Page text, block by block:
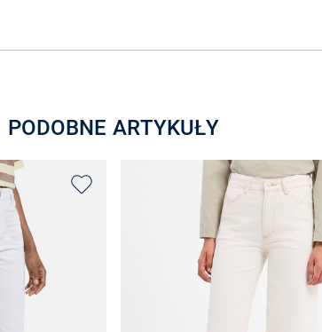
PODOBNE ARTYKUŁY